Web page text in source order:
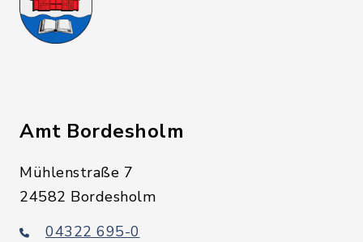
Amt Bordesholm
Mühlenstraße 7
24582 Bordesholm
04322 695-0